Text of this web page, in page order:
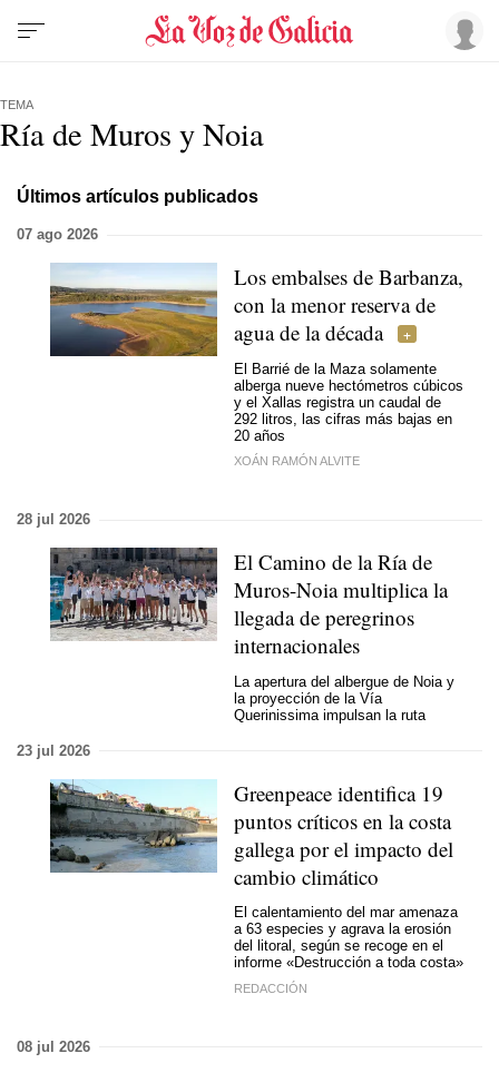
TEMA
Ría de Muros y Noia
Últimos artículos publicados
07 ago 2026
Los embalses de Barbanza,
con la menor reserva de
agua de la década
El Barrié de la Maza solamente
alberga nueve hectómetros cúbicos
y el Xallas registra un caudal de
292 litros, las cifras más bajas en
20 años
XOÁN RAMÓN ALVITE
28 jul 2026
El Camino de la Ría de
Muros-Noia multiplica la
llegada de peregrinos
internacionales
La apertura del albergue de Noia y
la proyección de la Vía
Querinissima impulsan la ruta
23 jul 2026
Greenpeace identifica 19
puntos críticos en la costa
gallega por el impacto del
cambio climático
El calentamiento del mar amenaza
a 63 especies y agrava la erosión
del litoral, según se recoge en el
informe «Destrucción a toda costa»
REDACCIÓN
08 jul 2026